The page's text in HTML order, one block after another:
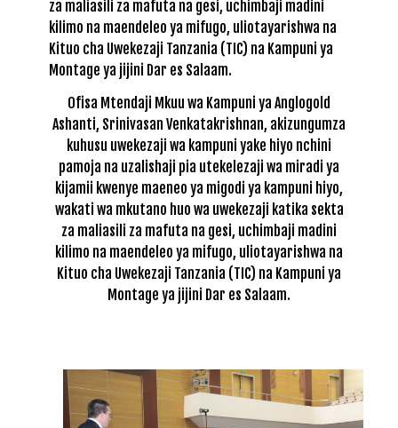
Ofisa Mtendaji Mkuu wa Kampuni ya Anglogold
Ashanti, Srinivasan Venkatakrishnan, akizungumza
kuhusu uwekezaji wa kampuni yake hiyo nchini
pamoja na uzalishaji pia utekelezaji wa miradi ya
kijamii kwenye maeneo ya migodi ya kampuni hiyo,
wakati wa mkutano huo wa uwekezaji katika sekta
za maliasili za mafuta na gesi, uchimbaji madini
kilimo na maendeleo ya mifugo, uliotayarishwa na
Kituo cha Uwekezaji Tanzania (TIC) na Kampuni ya
Montage ya jijini Dar es Salaam.